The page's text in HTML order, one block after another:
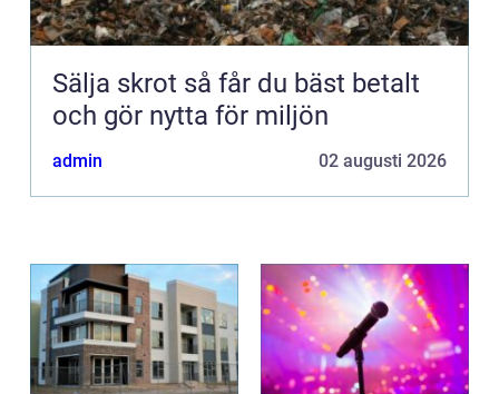
Sälja skrot så får du bäst betalt
och gör nytta för miljön
admin 02 augusti 2026